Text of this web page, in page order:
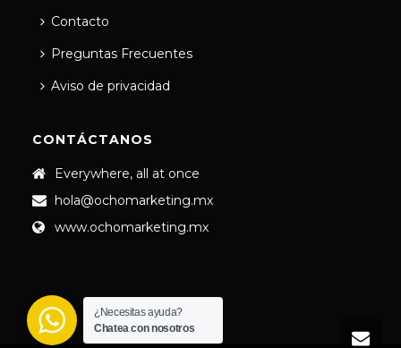
Contacto
Preguntas Frecuentes
Aviso de privacidad
CONTÁCTANOS
Everywhere, all at once
hola@ochomarketing.mx
www.ochomarketing.mx
¿Necesitas ayuda?
Chatea con nosotros